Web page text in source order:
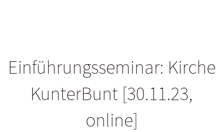
Einführungsseminar: Kirche
KunterBunt [30.11.23,
online]